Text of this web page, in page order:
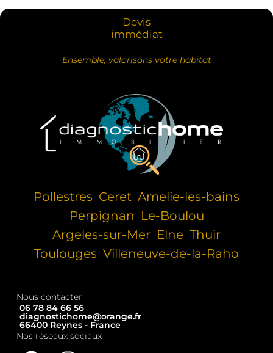
Devis
immédiat
Ensemble, valorisons votre habitat
Pollestres Ceret Amelie-les-bains
Perpignan Le-Boulou
Argeles-sur-Mer Elne Thuir
Toulouges Villeneuve-de-la-Raho
Nous contacter
06 78 84 66 56
diagnostichome@orange.fr
66400 Reynes - France
Nos réseaux sociaux